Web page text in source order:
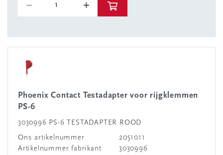
Phoenix Contact Testadapter voor rijgklemmen
PS-6
3030996 PS-6 TESTADAPTER ROOD
Ons artikelnummer
2051011
Artikelnummer fabrikant
3030996